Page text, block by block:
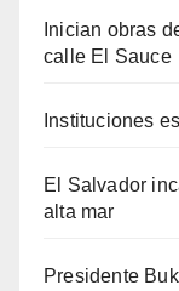
Inician obras
calle El Sauce
Instituciones
El Salvador
alta mar
Presidente